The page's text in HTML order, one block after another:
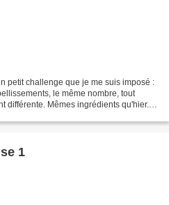
petit challenge que je me suis imposé :
le même nombre, tout
Mêmes ingrédients qu'hier...
1